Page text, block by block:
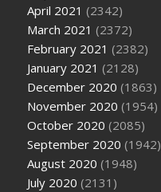
April 2021 (2342)
March 2021 (2372)
February 2021 (2382)
January 2021 (2128)
December 2020 (1863)
November 2020 (1954)
October 2020 (2085)
September 2020 (1942)
August 2020 (1948)
July 2020 (2131)